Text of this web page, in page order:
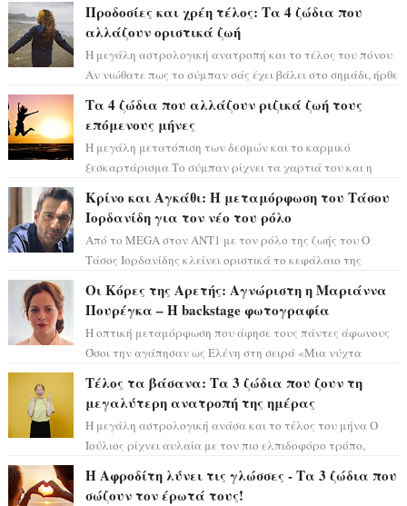
Προδοσίες και χρέη τέλος: Τα 4 ζώδια που
αλλάζουν οριστικά ζωή
Η μεγάλη αστρολογική ανατροπή και το τέλος του πόνου
Αν νιώθατε πως το σύμπαν σάς έχει βάλει στο σημάδι, ήρθε
Τα 4 ζώδια που αλλάζουν ριζικά ζωή τους
επόμενους μήνες
Η μεγάλη μετατόπιση των δεσμών και το καρμικό
ξεσκαρτάρισμα Το σύμπαν ρίχνει τα χαρτιά του και η
Κρίνο και Αγκάθι: Η μεταμόρφωση του Τάσου
Ιορδανίδη για τον νέο του ρόλο
Από το MEGA στον ΑΝΤ1 με τον ρόλο της ζωής του Ο
Τάσος Ιορδανίδης κλείνει οριστικά το κεφάλαιο της
Οι Κόρες της Αρετής: Αγνώριστη η Μαριάννα
Πουρέγκα – H backstage φωτογραφία
Η οπτική μεταμόρφωση που άφησε τους πάντες άφωνους
Όσοι την αγάπησαν ως Ελένη στη σειρά «Μια νύχτα
Τέλος τα βάσανα: Τα 3 ζώδια που ζουν τη
μεγαλύτερη ανατροπή της ημέρας
Η μεγάλη αστρολογική ανάσα και το τέλος του μήνα Ο
Ιούλιος ρίχνει αυλαία με τον πιο ελπιδοφόρο τρόπο,
Η Αφροδίτη λύνει τις γλώσσες - Τα 3 ζώδια που
σώζουν τον έρωτά τους!